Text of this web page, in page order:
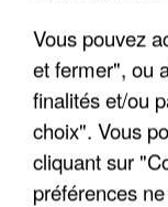
UNE TOURISTE
COULÉE DE
Vous pouvez
et fermer", ou
finalités et/ou
choix". Vous
cliquant sur
préférences